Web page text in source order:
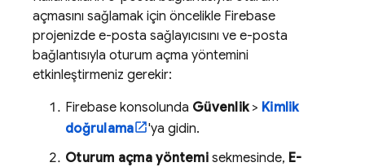
açmasını sağlamak için öncelikle Firebase
projenizde e-posta sağlayıcısını ve e-posta
bağlantısıyla oturum açma yöntemini
etkinleştirmeniz gerekir:
Firebase konsolunda Güvenlik> Kimlik
doğrulama
'ya gidin.
Oturum açma yöntemisekmesinde, E-